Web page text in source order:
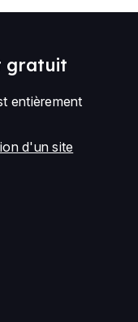
gratuit
entièrement
d'un site